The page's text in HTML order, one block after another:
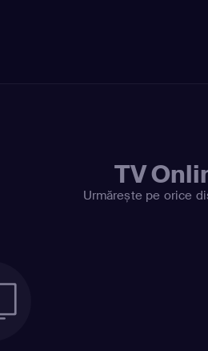
TV
Urmărește pe orice